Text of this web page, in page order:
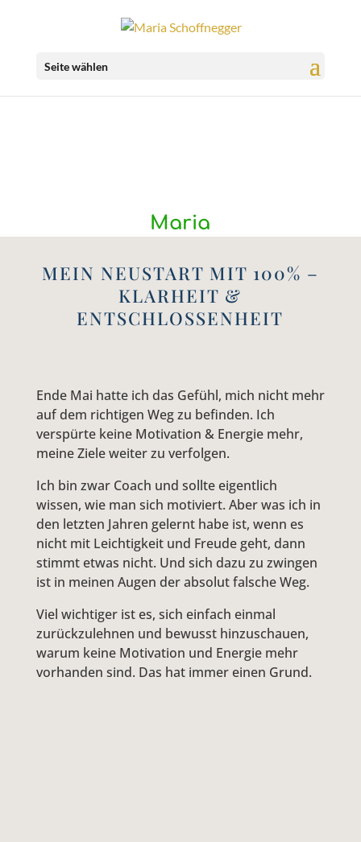
Seite wählen
Maria
MEIN NEUSTART MIT 100% –
KLARHEIT &
ENTSCHLOSSENHEIT
Ende Mai hatte ich das Gefühl, mich nicht mehr
auf dem richtigen Weg zu befinden. Ich
verspürte keine Motivation & Energie mehr,
meine Ziele weiter zu verfolgen.
Ich bin zwar Coach und sollte eigentlich
wissen, wie man sich motiviert. Aber was ich in
den letzten Jahren gelernt habe ist, wenn es
nicht mit Leichtigkeit und Freude geht, dann
stimmt etwas nicht. Und sich dazu zu zwingen
ist in meinen Augen der absolut falsche Weg.
Viel wichtiger ist es, sich einfach einmal
zurückzulehnen und bewusst hinzuschauen,
warum keine Motivation und Energie mehr
vorhanden sind. Das hat immer einen Grund.